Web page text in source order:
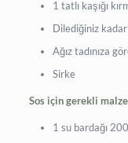
1 tatlı kaşığı
Dilediğiniz
Ağız tadınıza
Sirke
Sos için gerekli
1 su bardağı